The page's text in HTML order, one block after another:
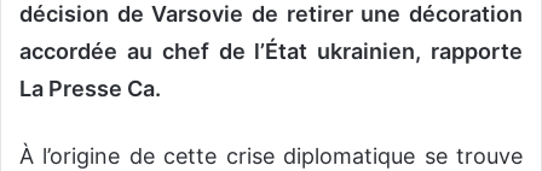
décision de Varsovie de retirer une décoration
accordée au chef de l’État ukrainien, rapporte
La Presse Ca.
À l’origine de cette crise diplomatique se trouve